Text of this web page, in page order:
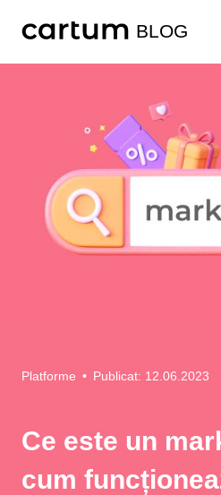
BLOG
Platforme • Publicat: 12.06.2023
Ce este un
cum